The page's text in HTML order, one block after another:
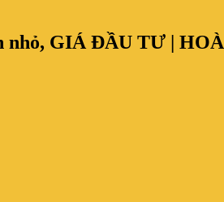
GIÁ ĐẦU TƯ |